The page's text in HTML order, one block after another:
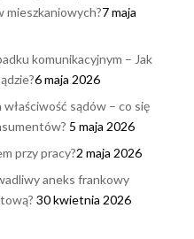
7 maja
komunikacyjnym – Jak
6 maja 2026
sądów – co się
5 maja 2026
przy pracy?2 maja 2026
aneks frankowy
30 kwietnia 2026